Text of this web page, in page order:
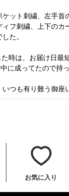
ケット刺繍、左手首
フ刺繍、上下のカ
た。
時は、お届け日最
に成ってたので持
つも有り難う御座
お気に入り